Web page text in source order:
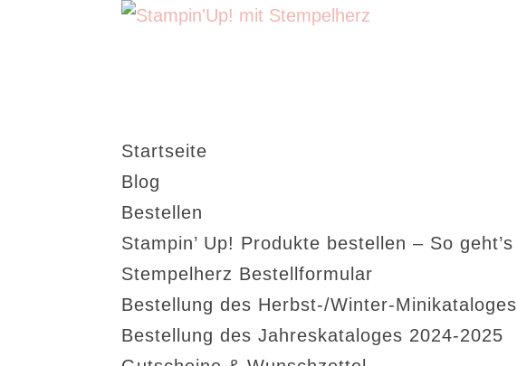
Startseite
Blog
Bestellen
Stampin’ Up! Produkte bestellen – So geht’s
Stempelherz Bestellformular
Bestellung des Herbst-/Winter-Minikataloges
Bestellung des Jahreskataloges 2024-2025